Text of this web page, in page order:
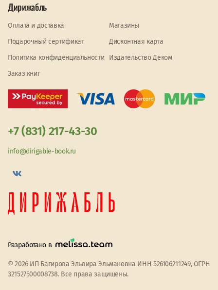
Дирижабль
Оплата и доставка
Магазины
Подарочный сертификат
Дисконтная карта
Политика конфиденциальности
Издательство Деком
Заказ книг
+7 (831) 217-43-30
info@dirigable-book.ru
Разработано в
© 2026 ИП Багирова Эльвира Эльмановна ИНН 526106211249, ОГРН
321527500008738. Все права защищены.